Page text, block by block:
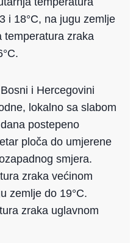
i 18°C, na jugu zemlje
temperatura zraka
i Hercegovini
lokalno sa slabom
postepeno
ploča do umjerene
smjera.
zraka većinom
zemlje do 19°C.
zraka uglavnom